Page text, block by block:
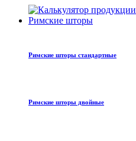
Римские шторы
Римские шторы стандартные
Римские шторы двойные